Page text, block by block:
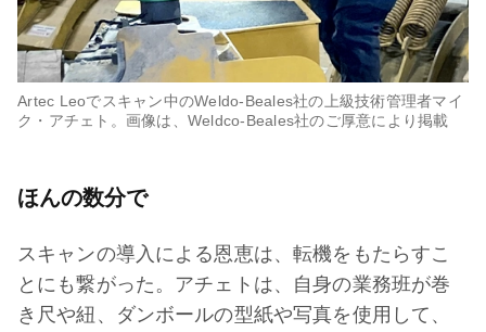
Artec Leoでスキャン中のWeldo-Beales社の上級技術管理者マイ
ク・アチェト。画像は、Weldco-Beales社のご厚意により掲載
ほんの数分で
スキャンの導入による恩恵は、転機をもたらすこ
とにも繋がった。アチェトは、自身の業務班が巻
き尺や紐、ダンボールの型紙や写真を使用して、